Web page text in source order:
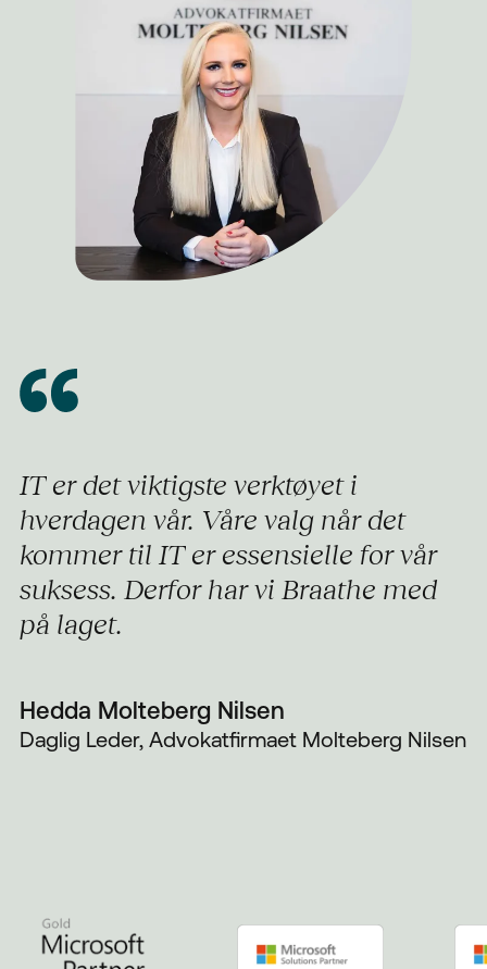
IT er det viktigste verktøyet i
hverdagen vår. Våre valg når det
kommer til IT er essensielle for vår
suksess. Derfor har vi Braathe med
på laget.
Hedda Molteberg Nilsen
Daglig Leder, Advokatfirmaet Molteberg Nilsen